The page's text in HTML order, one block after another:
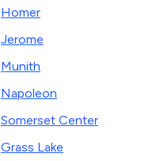
Homer
Jerome
Munith
Napoleon
Somerset Center
Grass Lake